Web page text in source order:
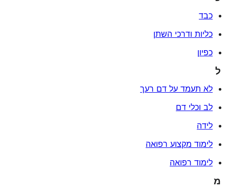
כבד
כליות ודרכי השתן
כפיון
ל
לא תעמד על דם רעך
לב וכלי דם
לידה
לימוד מקצוע רפואה
לימוד רפואה
מ